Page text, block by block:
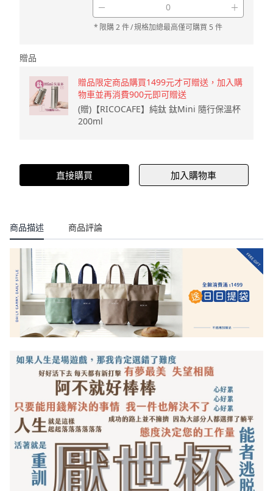
－ ＋
* 限購 2 件/規格加總最高僅可購買 5 件
贈品
贈品限定商品購買1499元才可贈送，加入購
物車並再消費900元即可贈送
(贈)【RICOCAFE】純鈦 鈦Mini 隨行保溫杯
200ml
直接購買 加入購物車
商品描述 商品評論